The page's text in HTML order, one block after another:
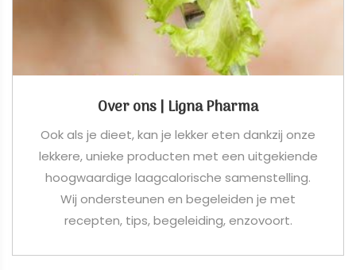
Over ons | Ligna Pharma
Ook als je dieet, kan je lekker eten dankzij onze
lekkere, unieke producten met een uitgekiende
hoogwaardige laagcalorische samenstelling.
Wij ondersteunen en begeleiden je met
recepten, tips, begeleiding, enzovoort.